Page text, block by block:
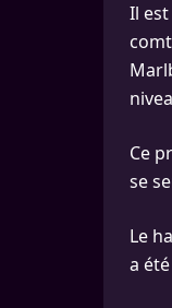
Il
Ce
se
Le
a